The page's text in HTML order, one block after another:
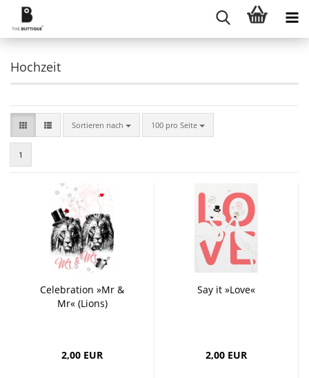
Hochzeit
Sortieren nach
Sortieren nach 100 pro Seite
pro Seite
1
Celebration »Mr &
Mr« (Lions)
2,00 EUR
Say it »Love«
2,00 EUR